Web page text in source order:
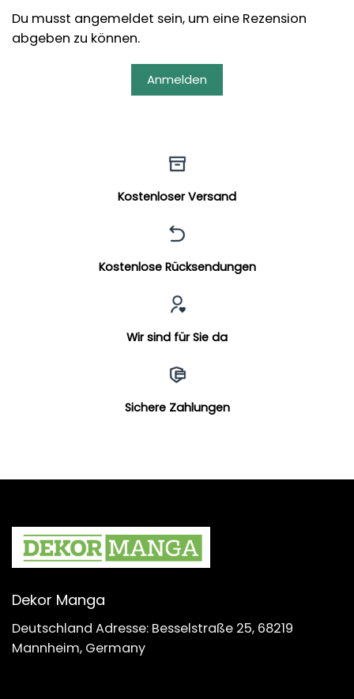
Du musst angemeldet sein, um eine Rezension
abgeben zu können.
Anmelden
Kostenloser Versand
Kostenlose Rücksendungen
Wir sind für Sie da
Sichere Zahlungen
Dekor Manga
Deutschland Adresse: Besselstraße 25, 68219
Mannheim, Germany